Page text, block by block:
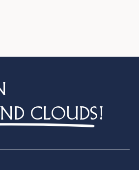
CLOUDS!